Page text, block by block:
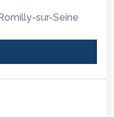
sur-Seine